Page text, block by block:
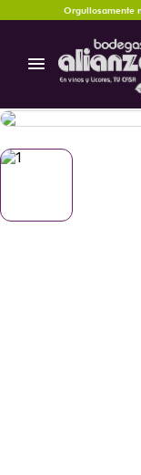
Orgullosamente